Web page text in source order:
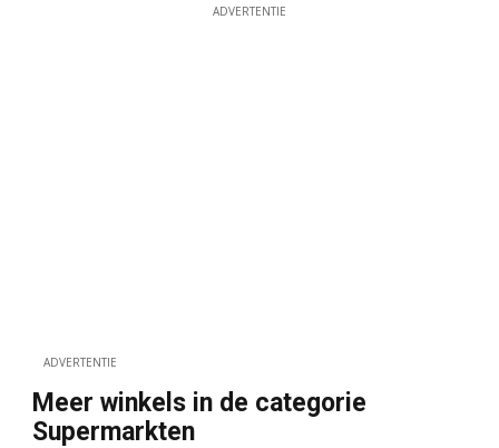
ADVERTENTIE
ADVERTENTIE
Meer winkels in de categorie
Supermarkten